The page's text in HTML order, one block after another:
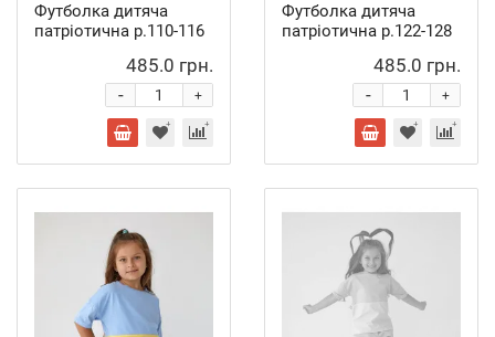
Футболка дитяча
патріотична р.110-116
485.0 грн.
+
-
Футболка дитяча
патріотична р.122-128
485.0 грн.
+
-